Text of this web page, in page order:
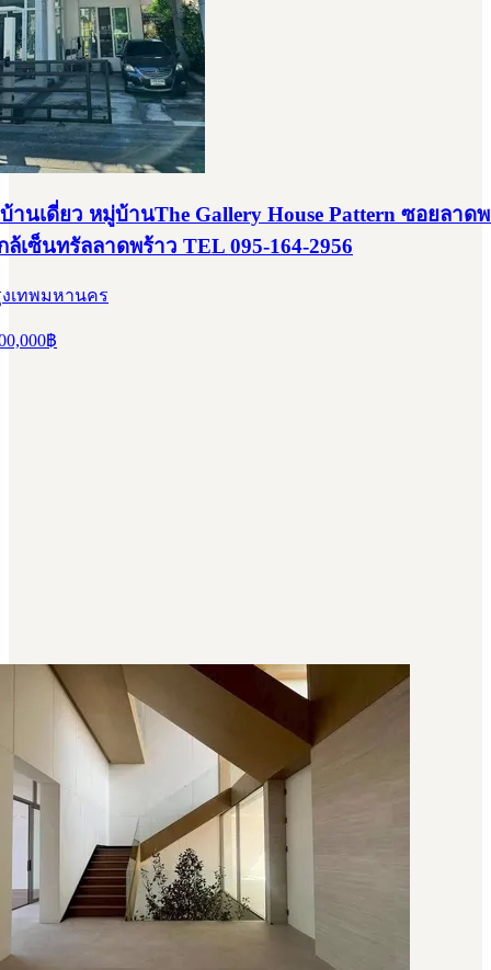
านเดี่ยว หมู่บ้านThe Gallery House Pattern ซอยลาด
ล้เซ็นทรัลลาดพร้าว TEL 095-164-2956
เทพมหานคร
฿